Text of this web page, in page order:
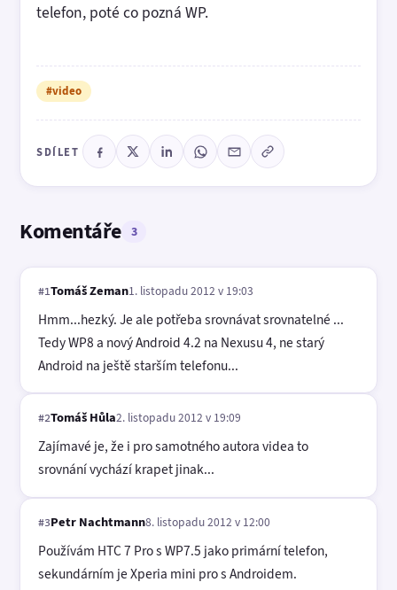
telefon, poté co pozná WP.
#video
SDÍLET
Komentáře 3
#1Tomáš Zeman1. listopadu 2012 v 19:03
Hmm...hezký. Je ale potřeba srovnávat srovnatelné ...
Tedy WP8 a nový Android 4.2 na Nexusu 4, ne starý
Android na ještě starším telefonu...
#2Tomáš Hůla2. listopadu 2012 v 19:09
Zajímavé je, že i pro samotného autora videa to
srovnání vychází krapet jinak...
#3Petr Nachtmann8. listopadu 2012 v 12:00
Používám HTC 7 Pro s WP7.5 jako primární telefon,
sekundárním je Xperia mini pro s Androidem.